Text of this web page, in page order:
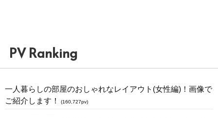
PV Ranking
一人暮らしの部屋のおしゃれなレイアウト(女性編)！画像で
ご紹介します！
(160,727pv)